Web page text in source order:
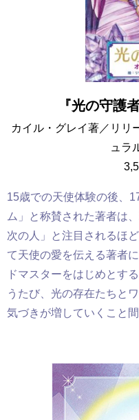
『 光の守護
カイル・グレイ著／リリ
ュラ
15歳での天使体験の後、
ム」と称賛された著者は
次の人」と注目されるほ
て天使の愛を伝える著者
ドマスターをはじめとす
うたび、光の存在たちと
気づきが増していくこと